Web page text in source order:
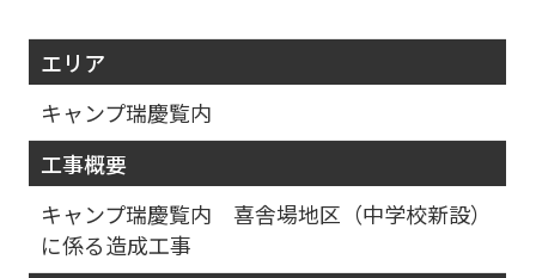
エリア
キャンプ瑞慶覧内
工事概要
キャンプ瑞慶覧内 喜舎場地区（中学校新設）
に係る造成工事